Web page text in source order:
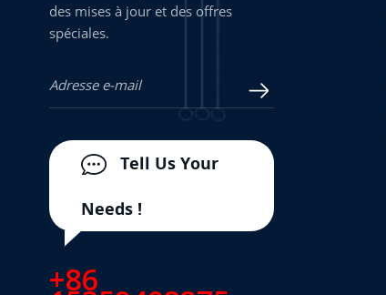
des mises à jour et des offres
spéciales.
Tell Us Your
Needs !
+86